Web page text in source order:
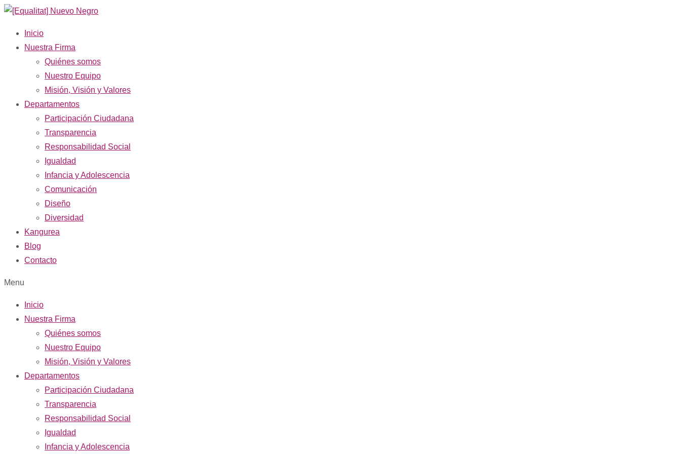
Inicio
Nuestra Firma
Quiénes somos
Nuestro Equipo
Misión, Visión y Valores
Departamentos
Participación Ciudadana
Transparencia
Responsabilidad Social
Igualdad
Infancia y Adolescencia
Comunicación
Diseño
Diversidad
Kangurea
Blog
Contacto
Menu
Inicio
Nuestra Firma
Quiénes somos
Nuestro Equipo
Misión, Visión y Valores
Departamentos
Participación Ciudadana
Transparencia
Responsabilidad Social
Igualdad
Infancia y Adolescencia